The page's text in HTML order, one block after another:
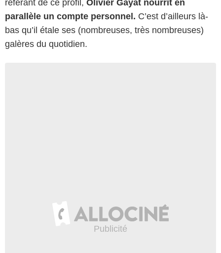
référant de ce profil, Olivier Gayat nourrit en
parallèle un compte personnel. C’est d’ailleurs là-
bas qu’il étale ses (nombreuses, très nombreuses)
galères du quotidien.